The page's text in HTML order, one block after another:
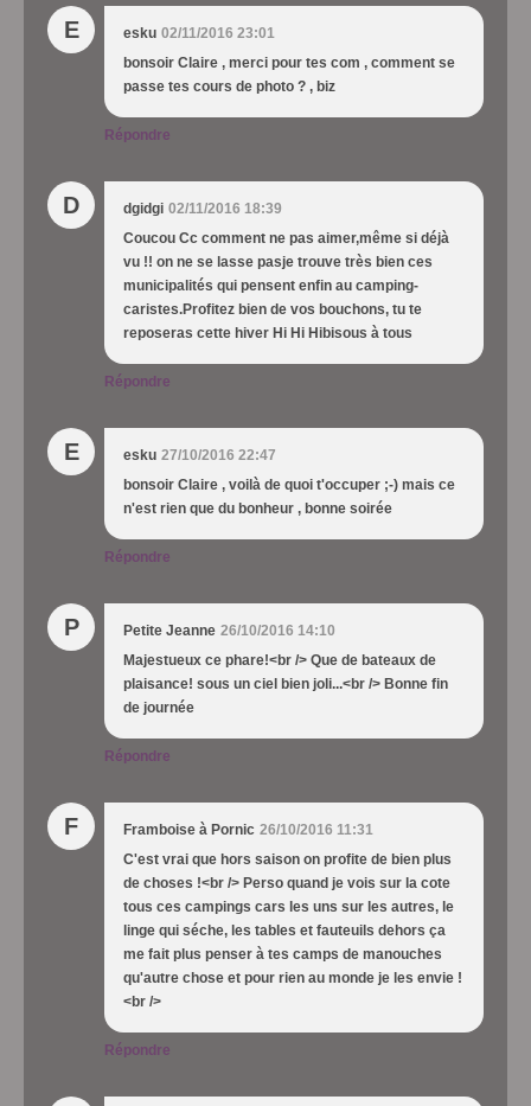
E esku 02/11/2016 23:01
bonsoir Claire , merci pour tes com , comment se
passe tes cours de photo ? , biz
Répondre
D dgidgi 02/11/2016 18:39
Coucou Cc comment ne pas aimer,même si déjà
vu !! on ne se lasse pasje trouve très bien ces
municipalités qui pensent enfin au camping-
caristes.Profitez bien de vos bouchons, tu te
reposeras cette hiver Hi Hi Hibisous à tous
Répondre
E esku 27/10/2016 22:47
bonsoir Claire , voilà de quoi t'occuper ;-) mais ce
n'est rien que du bonheur , bonne soirée
Répondre
P Petite Jeanne 26/10/2016 14:10
Majestueux ce phare!<br /> Que de bateaux de
plaisance! sous un ciel bien joli...<br /> Bonne fin
de journée
Répondre
F Framboise à Pornic 26/10/2016 11:31
C'est vrai que hors saison on profite de bien plus
de choses !<br /> Perso quand je vois sur la cote
tous ces campings cars les uns sur les autres, le
linge qui séche, les tables et fauteuils dehors ça
me fait plus penser à tes camps de manouches
qu'autre chose et pour rien au monde je les envie !
<br />
Répondre